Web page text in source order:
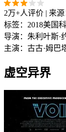
2万+人评价 | 来源
标签： 2018美国
导演： 朱利叶斯·
主演： 古古·姆巴
虚空异界